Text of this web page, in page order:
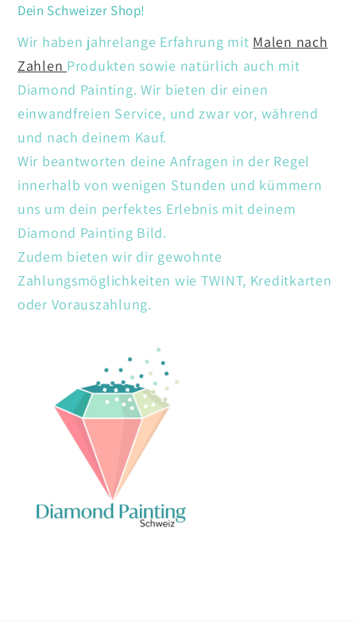
Dein Schweizer Shop!
Wir haben jahrelange Erfahrung mit Malen nach
Zahlen Produkten sowie natürlich auch mit
Diamond Painting. Wir bieten dir einen
einwandfreien Service, und zwar vor, während
und nach deinem Kauf.
Wir beantworten deine Anfragen in der Regel
innerhalb von wenigen Stunden und kümmern
uns um dein perfektes Erlebnis mit deinem
Diamond Painting Bild.
Zudem bieten wir dir gewohnte
Zahlungsmöglichkeiten wie TWINT, Kreditkarten
oder Vorauszahlung.